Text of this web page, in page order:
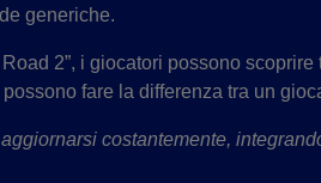
generiche.
2”, i giocatori possono
fare la differenza tra un
costantemente,